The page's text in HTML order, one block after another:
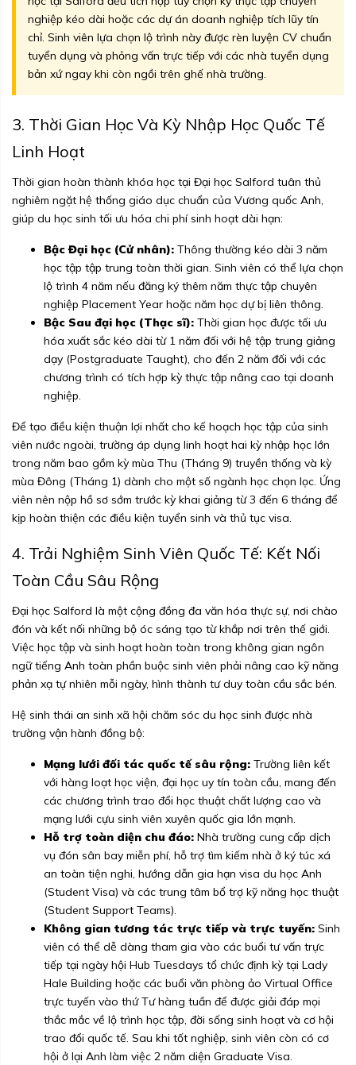
nghiệp kéo dài hoặc các dự án doanh nghiệp tích lũy tín
chỉ. Sinh viên lựa chọn lộ trình này được rèn luyện CV chuẩn
tuyển dụng và phỏng vấn trực tiếp với các nhà tuyển dụng
bản xứ ngay khi còn ngồi trên ghế nhà trường.
3. Thời Gian Học Và Kỳ Nhập Học Quốc Tế
Linh Hoạt
Thời gian hoàn thành khóa học tại Đại học Salford tuân thủ
nghiêm ngặt hệ thống giáo dục chuẩn của Vương quốc Anh,
giúp du học sinh tối ưu hóa chi phí sinh hoạt dài hạn:
Bậc Đại học (Cử nhân): Thông thường kéo dài 3 năm
học tập tập trung toàn thời gian. Sinh viên có thể lựa chọn
lộ trình 4 năm nếu đăng ký thêm năm thực tập chuyên
nghiệp Placement Year hoặc năm học dự bị liên thông.
Bậc Sau đại học (Thạc sĩ): Thời gian học được tối ưu
hóa xuất sắc kéo dài từ 1 năm đối với hệ tập trung giảng
dạy (Postgraduate Taught), cho đến 2 năm đối với các
chương trình có tích hợp kỳ thực tập nâng cao tại doanh
nghiệp.
Để tạo điều kiện thuận lợi nhất cho kế hoạch học tập của sinh
viên nước ngoài, trường áp dụng linh hoạt hai kỳ nhập học lớn
trong năm bao gồm kỳ mùa Thu (Tháng 9) truyền thống và kỳ
mùa Đông (Tháng 1) dành cho một số ngành học chọn lọc. Ứng
viên nên nộp hồ sơ sớm trước kỳ khai giảng từ 3 đến 6 tháng để
kịp hoàn thiện các điều kiện tuyển sinh và thủ tục visa.
4. Trải Nghiệm Sinh Viên Quốc Tế: Kết Nối
Toàn Cầu Sâu Rộng
Đại học Salford là một cộng đồng đa văn hóa thực sự, nơi chào
đón và kết nối những bộ óc sáng tạo từ khắp nơi trên thế giới.
Việc học tập và sinh hoạt hoàn toàn trong không gian ngôn
ngữ tiếng Anh toàn phần buộc sinh viên phải nâng cao kỹ năng
phản xạ tự nhiên mỗi ngày, hình thành tư duy toàn cầu sắc bén.
Hệ sinh thái an sinh xã hội chăm sóc du học sinh được nhà
trường vận hành đồng bộ:
Mạng lưới đối tác quốc tế sâu rộng: Trường liên kết
với hàng loạt học viện, đại học uy tín toàn cầu, mang đến
các chương trình trao đổi học thuật chất lượng cao và
mạng lưới cựu sinh viên xuyên quốc gia lớn mạnh.
Hỗ trợ toàn diện chu đáo: Nhà trường cung cấp dịch
vụ đón sân bay miễn phí, hỗ trợ tìm kiếm nhà ở ký túc xá
an toàn tiện nghi, hướng dẫn gia hạn visa du học Anh
(Student Visa) và các trung tâm bổ trợ kỹ năng học thuật
(Student Support Teams).
Không gian tương tác trực tiếp và trực tuyến: Sinh
viên có thể dễ dàng tham gia vào các buổi tư vấn trực
tiếp tại ngày hội Hub Tuesdays tổ chức định kỳ tại Lady
Hale Building hoặc các buổi văn phòng ảo Virtual Office
trực tuyến vào thứ Tư hàng tuần để được giải đáp mọi
thắc mắc về lộ trình học tập, đời sống sinh hoạt và cơ hội
trao đổi quốc tế. Sau khi tốt nghiệp, sinh viên còn có cơ
hội ở lại Anh làm việc 2 năm diện Graduate Visa.